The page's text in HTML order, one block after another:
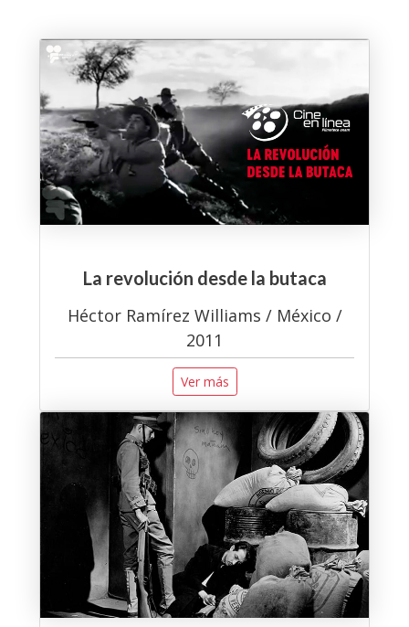
La revolución desde la butaca
Héctor Ramírez Williams / México /
2011
Ver más